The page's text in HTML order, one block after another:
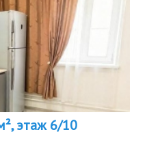
этаж 6/10